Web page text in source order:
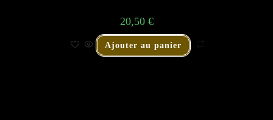
20,50 €
Ajouter au panier